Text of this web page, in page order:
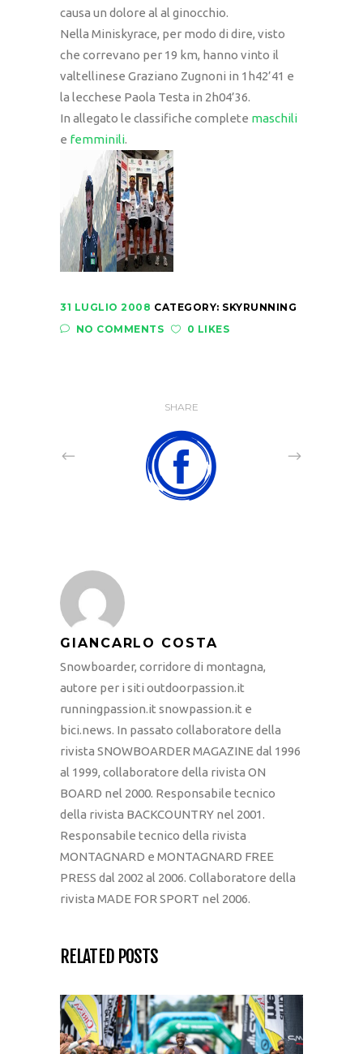
causa un dolore al al ginocchio.
Nella Miniskyrace, per modo di dire, visto
che correvano per 19 km, hanno vinto il
valtellinese Graziano Zugnoni in 1h42’41 e
la lecchese Paola Testa in 2h04’36.
In allegato le classifiche complete maschili
e femminili.
31 LUGLIO 2008 CATEGORY: SKYRUNNING
NO COMMENTS
0 LIKES
SHARE
GIANCARLO COSTA
Snowboarder, corridore di montagna,
autore per i siti outdoorpassion.it
runningpassion.it snowpassion.it e
bici.news. In passato collaboratore della
rivista SNOWBOARDER MAGAZINE dal 1996
al 1999, collaboratore della rivista ON
BOARD nel 2000. Responsabile tecnico
della rivista BACKCOUNTRY nel 2001.
Responsabile tecnico della rivista
MONTAGNARD e MONTAGNARD FREE
PRESS dal 2002 al 2006. Collaboratore della
rivista MADE FOR SPORT nel 2006.
RELATED POSTS